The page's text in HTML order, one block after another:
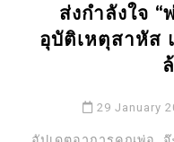
ส่งกำลังใจ
อุบัติเหตุสาหัส
29 January